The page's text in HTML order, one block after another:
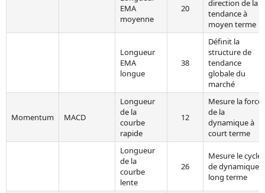
EMA
moyenne
20
direction de la
tendance à
moyen terme
Longueur
EMA
longue
38
Définit la
structure de
tendance
globale du
marché
Momentum MACD
Longueur
de la
courbe
rapide
12
Mesure la force
de la
dynamique à
court terme
Longueur
de la
courbe
lente
26
Mesure le cycle
de dynamique à
long terme